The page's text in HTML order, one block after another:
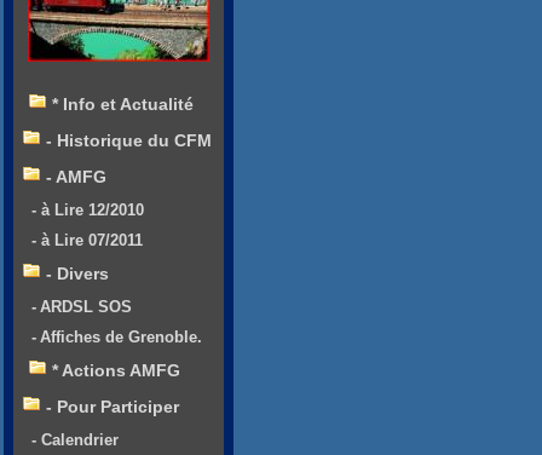
* Info et Actualité
- Historique du CFM
- AMFG
- à Lire 12/2010
- à Lire 07/2011
- Divers
- ARDSL SOS
- Affiches de Grenoble.
* Actions AMFG
- Pour Participer
- Calendrier